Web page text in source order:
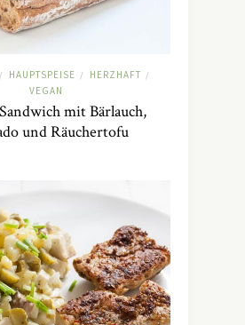
/ HAUPTSPEISE / HERZHAFT /
VEGAN
mit Bärlauch,
und Räuchertofu